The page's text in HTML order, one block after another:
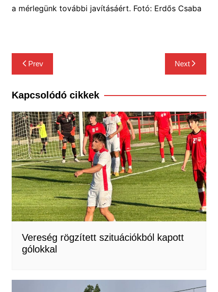
a mérlegünk további javításáért. Fotó: Erdős Csaba
Bejegyzés
navigáció
Prev Next
Kapcsolódó cikkek
Vereség rögzített szituációkból kapott
gólokkal